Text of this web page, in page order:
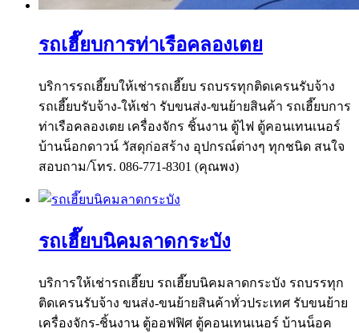
รถเฮี๊ยบการท่าเรือคลองเตย
บริการรถเฮี๊ยบให้เช่ารถเฮี๊ยบ รถบรรทุกติดเครนรับจ้าง
รถเฮี๊ยบรับจ้าง-ให้เช่า รับขนส่ง-ขนย้ายสินค้า รถเฮี๊ยบการ
ท่าเรือคลองเตย เครื่องจักร ชิ้นงาน ตู้ไฟ ตู้คอนเทนเนอร์
บ้านน็อกดาวน์ วัสดุก่อสร้าง อุปกรณ์ต่างๆ ทุกชนิด สนใจ
สอบถาม/โทร. 086-771-8301 (คุณพง)
รถเฮี๊ยบนิคมลาดกระบัง
บริการให้เช่ารถเฮี๊ยบ รถเฮี๊ยบนิคมลาดกระบัง รถบรรทุก
ติดเครนรับจ้าง ขนส่ง-ขนย้ายสินค้าทั่วประเทศ รับขนย้าย
เครื่องจักร-ชิ้นงาน ตู้ออฟฟิศ ตู้คอนเทนเนอร์ บ้านน็อค